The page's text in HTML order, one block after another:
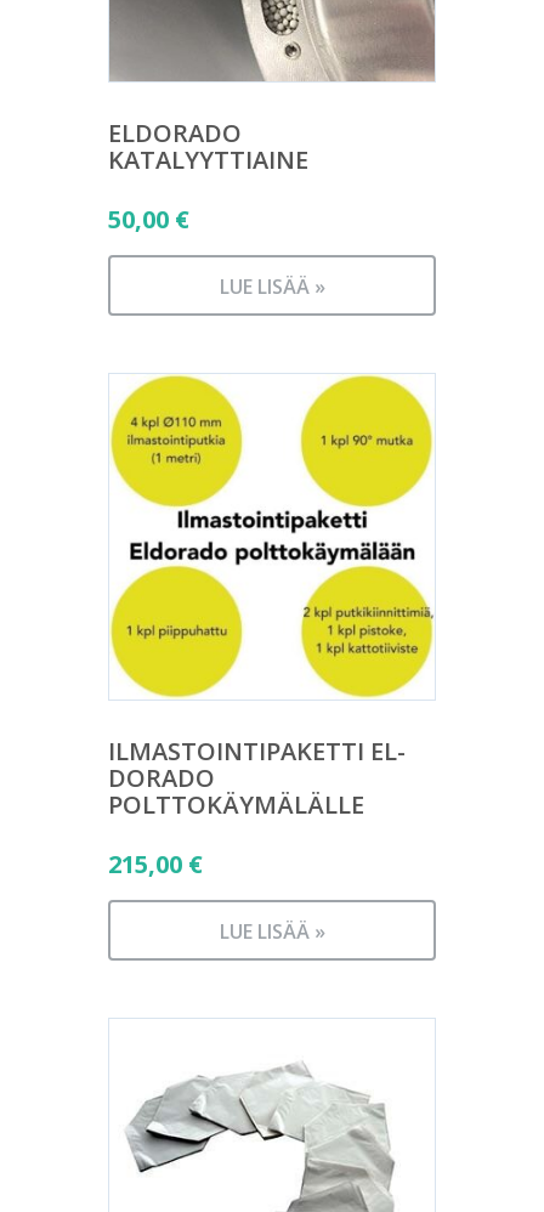
ELDORADO
KATALYYTTIAINE
50,00 €
LUE LISÄÄ »
ILMASTOINTIPAKETTI EL-
DORADO
POLTTOKÄYMÄLÄLLE
215,00 €
LUE LISÄÄ »